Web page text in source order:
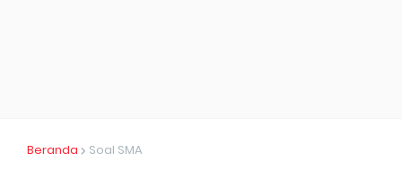
Beranda Soal SMA